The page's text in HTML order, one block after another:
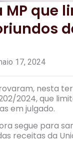
MP que
17, 2024
nesta
2024, que
em julgado.
segue para
receitas da